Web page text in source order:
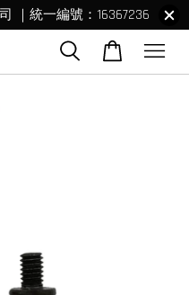
｜統一編號：16367236